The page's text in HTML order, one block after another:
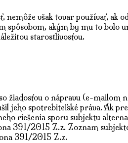
však tovar používať,
akým by mu to bolo
starostlivosťou.
žiadosťou o nápravu (e-mailom
jeho spotrebiteľské práva. Ak
riešenia sporu subjektu
391/2015 Z.z. Zoznam
391/2015 Z.z.